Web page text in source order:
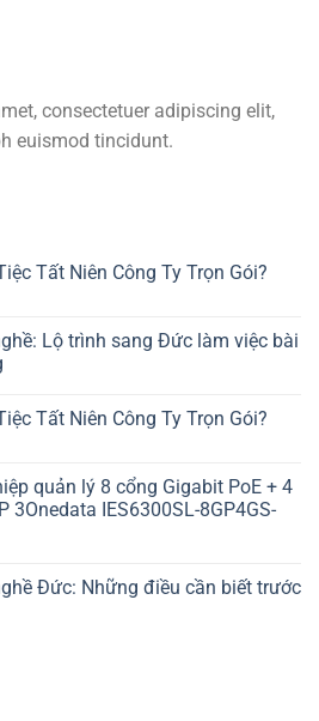
consectetuer adipiscing elit,
euismod tincidunt.
Tất Niên Công Ty Trọn Gói?
Lộ trình sang Đức làm việc bài
Tất Niên Công Ty Trọn Gói?
quản lý 8 cổng Gigabit PoE + 4
3Onedata IES6300SL-8GP4GS-
Đức: Những điều cần biết trước